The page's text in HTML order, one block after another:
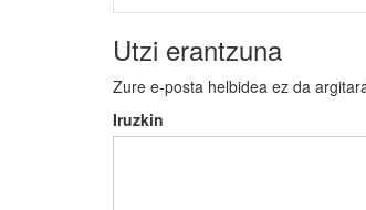
Utzi erantzuna
Zure e-posta helbidea ez da
Iruzkin